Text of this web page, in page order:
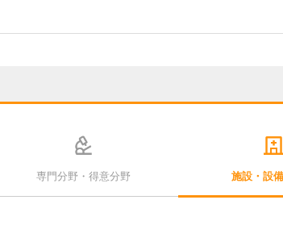
専門分野・得意分野 施設・設